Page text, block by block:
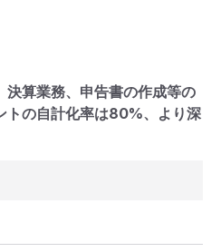
算業務、申告書の作成等の
トの自計化率は80%、より深